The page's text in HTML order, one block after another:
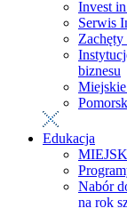
Invest
Serwis
biznesu
Miejskie
Edukacja
Nabór
na rok